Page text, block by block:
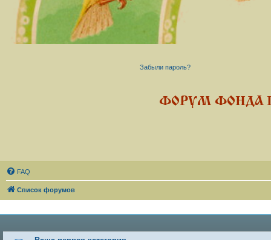
Забыли пароль?
ФОРУМ ФОНДА
FAQ
Список форумов